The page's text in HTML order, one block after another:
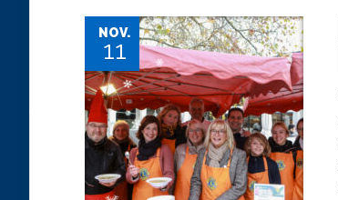
NOV.
11